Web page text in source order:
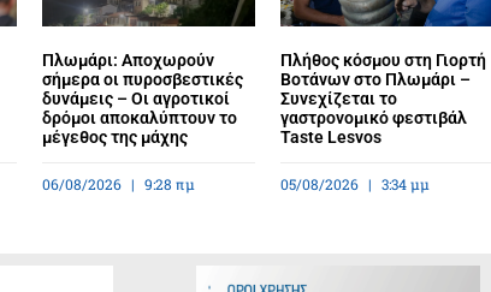
Πλωμάρι: Αποχωρούν
σήμερα οι πυροσβεστικές
δυνάμεις – Οι αγροτικοί
δρόμοι αποκαλύπτουν το
μέγεθος της μάχης
06/08/2026 9:28 πμ
Πλήθος κόσμου στη Γιορτή
Βοτάνων στο Πλωμάρι –
Συνεχίζεται το
γαστρονομικό φεστιβάλ
Taste Lesvos
05/08/2026 3:34 μμ